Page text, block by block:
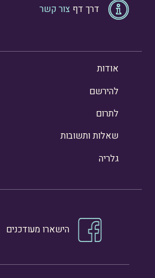
דרך דף צור קשר
אודות
להירשם
לתרום
שאלות ותשובות
גלריה
הישארו מעודכנים